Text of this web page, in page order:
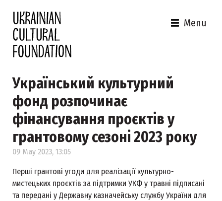
Menu
Український культурний
фонд розпочинає
фінансування проєктів у
грантовому сезоні 2023 року
09 May 2023, 13:05
Перші грантові угоди для реалізації культурно-
мистецьких проєктів за підтримки УКФ у травні підписані
та передані у Державну казначейську службу України для